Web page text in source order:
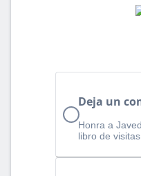
Deja un
Honra a
libro de visitas.